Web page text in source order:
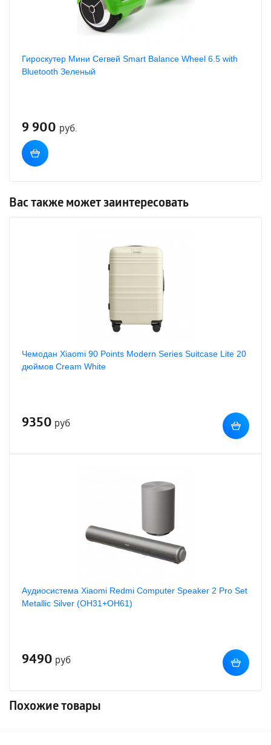
Гироскутер Мини Сегвей Smart Balance Wheel 6.5 with
Bluetooth Зеленый
9 900 руб.
Вас также может заинтересовать
Чемодан Xiaomi 90 Points Modern Series Suitcase Lite 20
дюймов Cream White
9350 руб
Аудиосистема Xiaomi Redmi Computer Speaker 2 Pro Set
Metallic Silver (OH31+OH61)
9490 руб
Похожие товары